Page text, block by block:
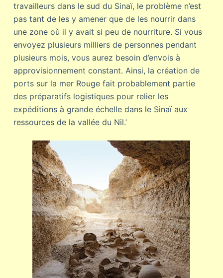
travailleurs dans le sud du Sinaï, le problème n’est
pas tant de les y amener que de les nourrir dans
une zone où il y avait si peu de nourriture. Si vous
envoyez plusieurs milliers de personnes pendant
plusieurs mois, vous aurez besoin d’envois à
approvisionnement constant. Ainsi, la création de
ports sur la mer Rouge fait probablement partie
des préparatifs logistiques pour relier les
expéditions à grande échelle dans le Sinaï aux
ressources de la vallée du Nil.’